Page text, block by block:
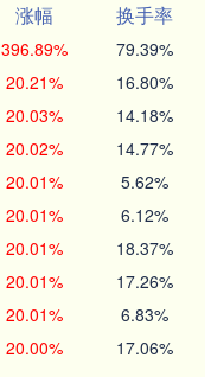
涨幅
换手率
396.89% 79.39%
20.21% 16.80%
20.03% 14.18%
20.02% 14.77%
20.01% 5.62%
20.01% 6.12%
20.01% 18.37%
20.01% 17.26%
20.01% 6.83%
20.00% 17.06%